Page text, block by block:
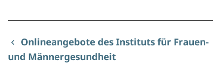
Onlineangebote des Instituts für Frauen-
und Männergesundheit